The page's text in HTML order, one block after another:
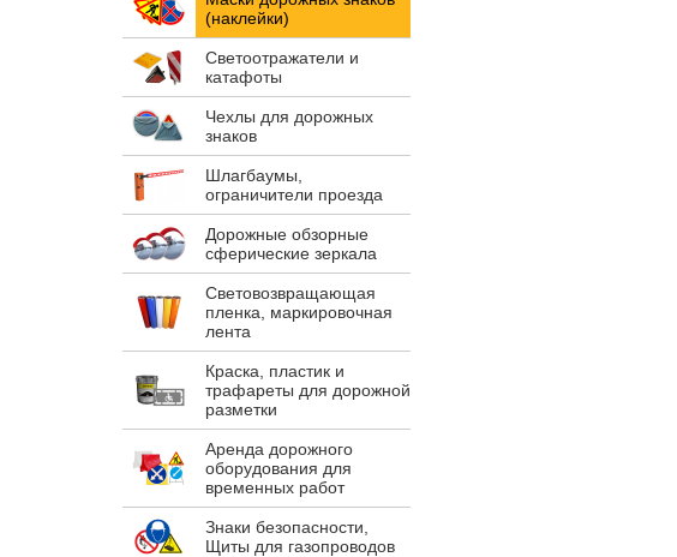
(наклейки)
Светоотражатели и
катафоты
Чехлы для дорожных
знаков
Шлагбаумы,
ограничители проезда
Дорожные обзорные
сферические зеркала
Световозвращающая
пленка, маркировочная
лента
Краска, пластик и
трафареты для дорожной
разметки
Аренда дорожного
оборудования для
временных работ
Знаки безопасности,
Щиты для газопроводов